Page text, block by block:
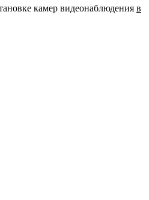
камер видеонаблюдения в